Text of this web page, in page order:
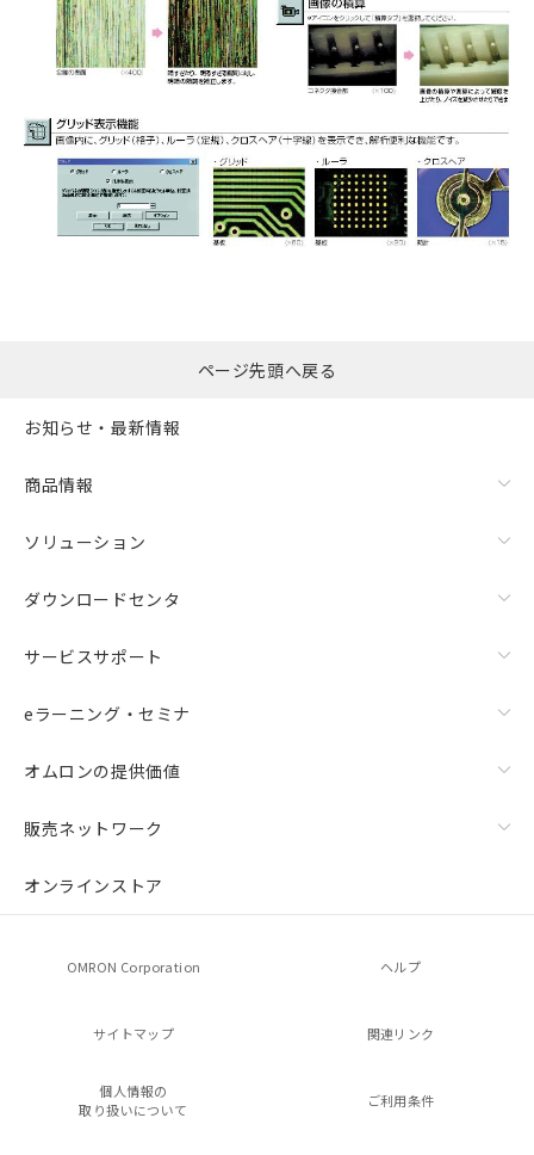
ページ先頭へ戻る
お知らせ・最新情報
商品情報
ソリューション
ダウンロードセンタ
サービスサポート
eラーニング・セミナ
オムロンの提供価値
販売ネットワーク
オンラインストア
OMRON Corporation ヘルプ
サイトマップ 関連リンク
個人情報の
取り扱いについて
ご利用条件